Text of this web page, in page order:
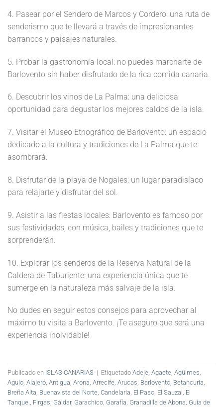
4. Pasear por el Sendero de Marcos y Cordero: una ruta de
senderismo que te llevará a través de impresionantes
barrancos y paisajes naturales.
5. Probar la gastronomía local: no puedes marcharte de
Barlovento sin haber disfrutado de la rica comida canaria.
6. Descubrir los vinos de La Palma: una deliciosa
oportunidad para degustar los mejores caldos de la isla.
7. Visitar el Museo Etnográfico de Barlovento: un espacio
dedicado a la cultura y tradiciones de La Palma que te
asombrará.
8. Disfrutar de la playa de Nogales: un lugar paradisíaco
para relajarte y disfrutar del sol.
9. Asistir a las fiestas locales: Barlovento es famoso por
sus festividades, con música, bailes y tradiciones que te
sorprenderán.
10. Explorar los senderos de la Reserva Natural de la
Caldera de Taburiente: una experiencia única que te
sumerge en la naturaleza más salvaje de la isla.
No dudes en seguir estos consejos para aprovechar al
máximo tu visita a Barlovento. ¡Te aseguro que será una
experiencia inolvidable!
Publicado en ISLAS CANARIAS | Etiquetado Adeje Agaete Agüimes
Agulo Alajeró Antigua Arona Arrecife Arucas Barlovento Betancuria
Breña Alta Buenavista del Norte Candelaria El Paso El Sauzal El
Tanque.
Firgas Gáldar, Garachico Garafía Granadilla de Abona Guía de